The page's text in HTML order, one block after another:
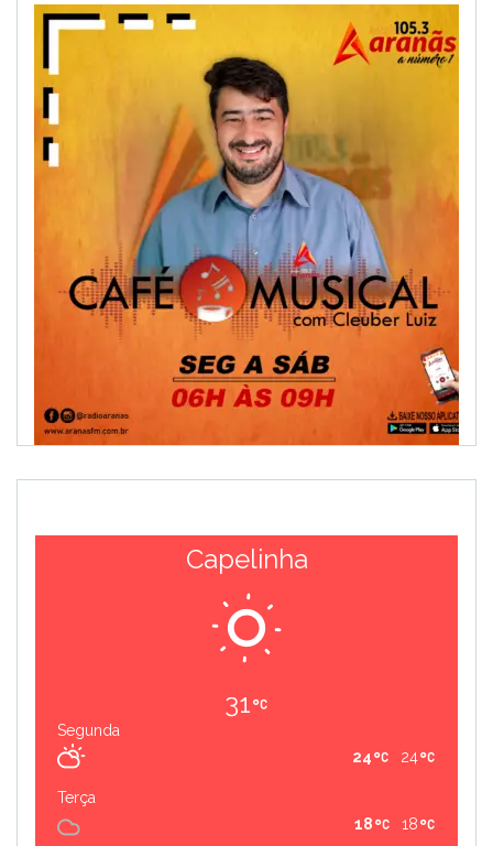
Capelinha
31
Segunda
24
24
Terça
18
18